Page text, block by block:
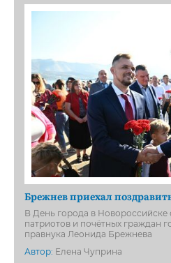
Брежнев приехал
В День города в Новороссийске
патриотов и почётных граждан
правнука Леонида Брежнева
Автор: Елена Чуприна